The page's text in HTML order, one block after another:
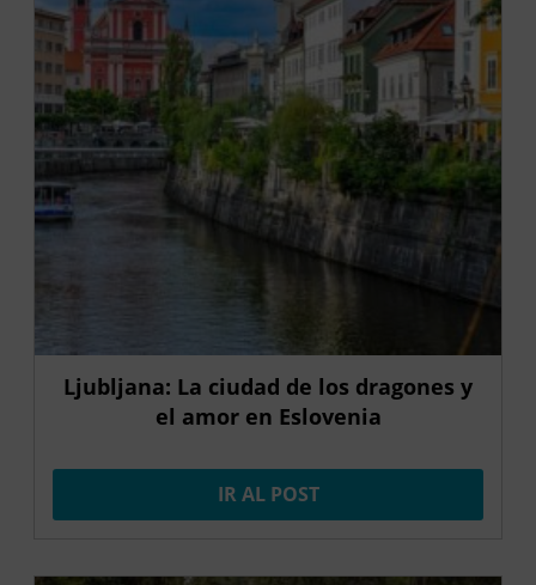
Ljubljana: La ciudad de los dragones y
el amor en Eslovenia
IR AL POST